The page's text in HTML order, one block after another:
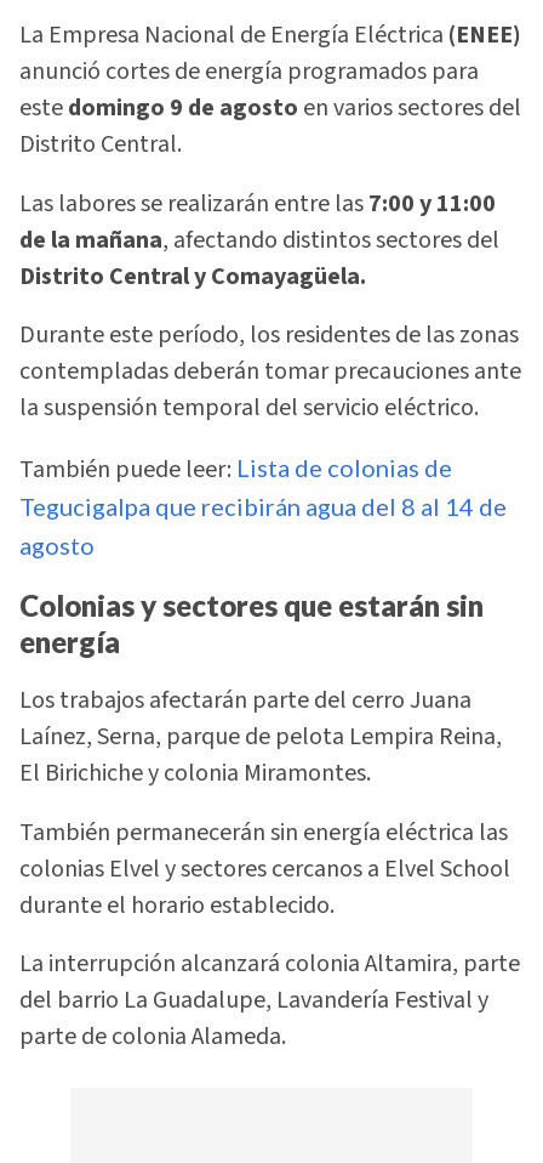
La Empresa Nacional de Energía Eléctrica (ENEE)
anunció cortes de energía programados para
estedomingo 9 de agosto en varios sectores del
Distrito Central.
Las labores se realizarán entre las7:00 y 11:00
de la mañana, afectando distintos sectores del
Distrito Central y Comayagüela.
Durante este período, los residentes de las zonas
contempladas deberán tomar precauciones ante
la suspensión temporal del servicio eléctrico.
También puede leer: Lista de colonias de
Tegucigalpa que recibirán agua del 8 al 14 de
agosto
Colonias y sectores que estarán sin
energía
Los trabajos afectarán parte del cerro Juana
Laínez, Serna, parque de pelota Lempira Reina,
El Birichiche y colonia Miramontes.
También permanecerán sin energía eléctrica las
colonias Elvel y sectores cercanos a Elvel School
durante el horario establecido.
La interrupción alcanzará colonia Altamira, parte
del barrio La Guadalupe, Lavandería Festival y
parte de colonia Alameda.